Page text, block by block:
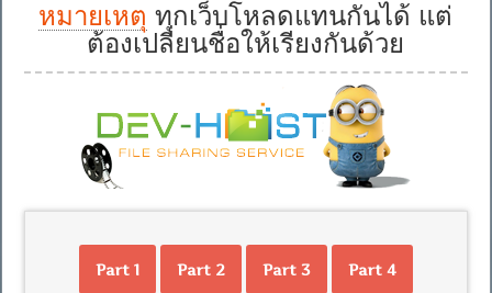
หมายเหตุ ทุกเว็บโหลดแทนกันได้ แต่
ต้องเปลี่ยนชื่อให้เรียงกันด้วย
Part 1 Part 2 Part 3 Part 4